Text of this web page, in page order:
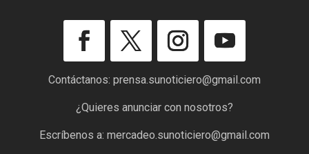
Contáctanos: prensa.sunoticiero@gmail.com
¿Quieres anunciar con nosotros?
Escríbenos a: mercadeo.sunoticiero@gmail.com